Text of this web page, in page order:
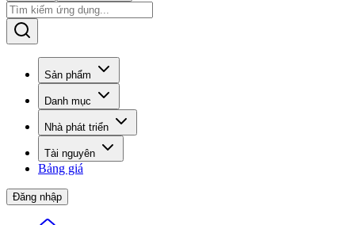
Sản phẩm
Danh mục
Nhà phát triển
Tài nguyên
Bảng giá
Đăng nhập